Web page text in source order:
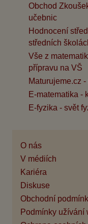
Obchod
učebnic
Hodnocení
středních
Vše z
přípravu na VŠ
Maturujeme.cz
E-matematika -
E-fyzika - svět
O nás
V médiích
Kariéra
Diskuse
Obchodní
Podmínky užívání